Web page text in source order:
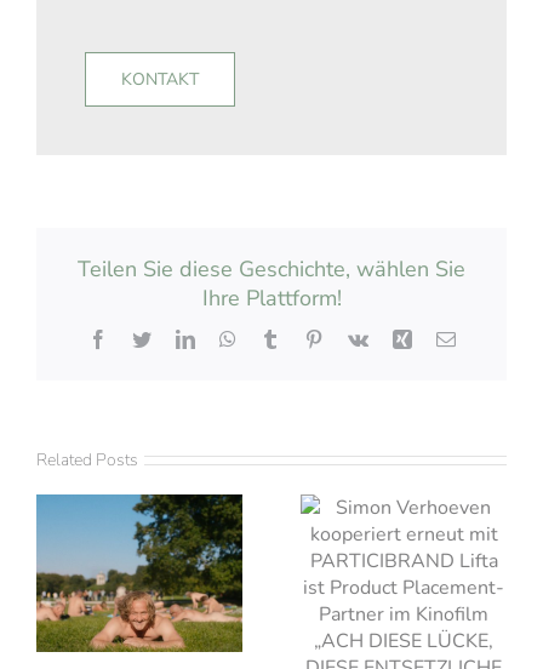
KONTAKT
Teilen Sie diese Geschichte, wählen Sie
Ihre Plattform!
Facebook
TwitterLinkedInWhatsApp
TumblrPinterest
Vk Xing Email
Related Posts